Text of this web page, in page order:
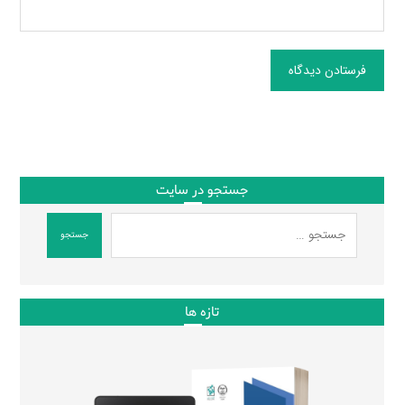
فرستادن دیدگاه
جستجو در سایت
جستجو
تازه ها